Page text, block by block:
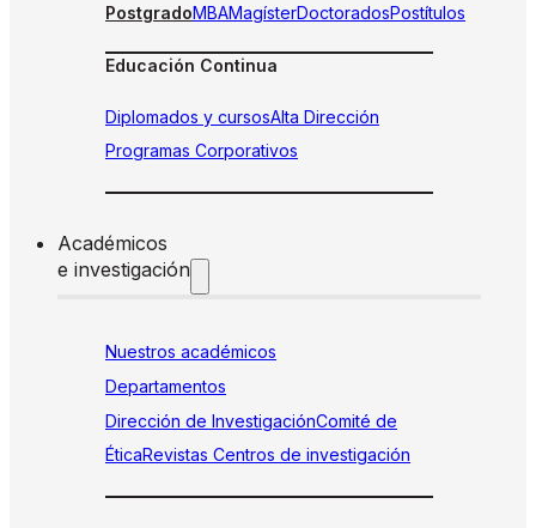
PostgradoMBAMagísterDoctoradosPostítulos
Educación Continua
Diplomados y cursosAlta Dirección
Programas Corporativos
Académicos
e investigación
Nuestros académicos
Departamentos
Dirección de InvestigaciónComité de
ÉticaRevistas Centros de investigación